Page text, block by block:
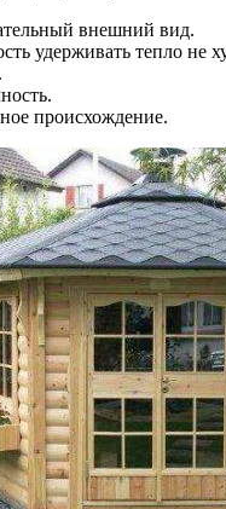
внешний вид.
удерживать тепло не
происхождение.